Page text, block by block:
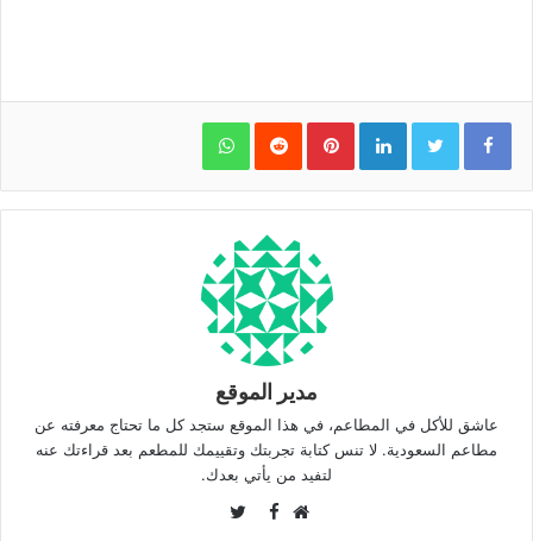
LinkedIn
Pinterest
WhatsApp
مدير الموقع
عاشق للأكل في المطاعم، في هذا الموقع ستجد كل ما تحتاج معرفته عن
مطاعم السعودية. لا تنس كتابة تجربتك وتقييمك للمطعم بعد قراءتك عنه
لتفيد من يأتي بعدك.
Facebook